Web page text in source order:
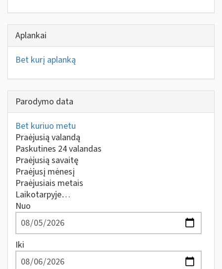
Aplankai
Bet kurį aplanką
Parodymo data
Bet kuriuo metu
Praėjusią valandą
Paskutines 24 valandas
Praėjusią savaitę
Praėjusį mėnesį
Praėjusiais metais
Laikotarpyje…
Nuo
Iki